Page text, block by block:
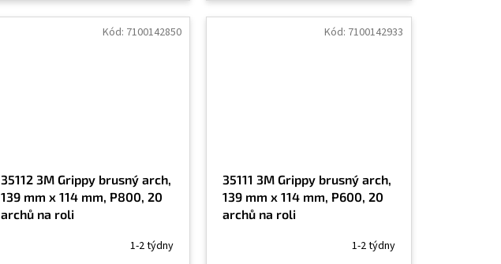
35112 3M Grippy brusný arch,
139 mm x 114 mm, P800, 20
archů na roli
1-2 týdny
Kód: 7100142850
35111 3M Grippy brusný arch,
139 mm x 114 mm, P600, 20
archů na roli
1-2 týdny
Kód: 7100142933